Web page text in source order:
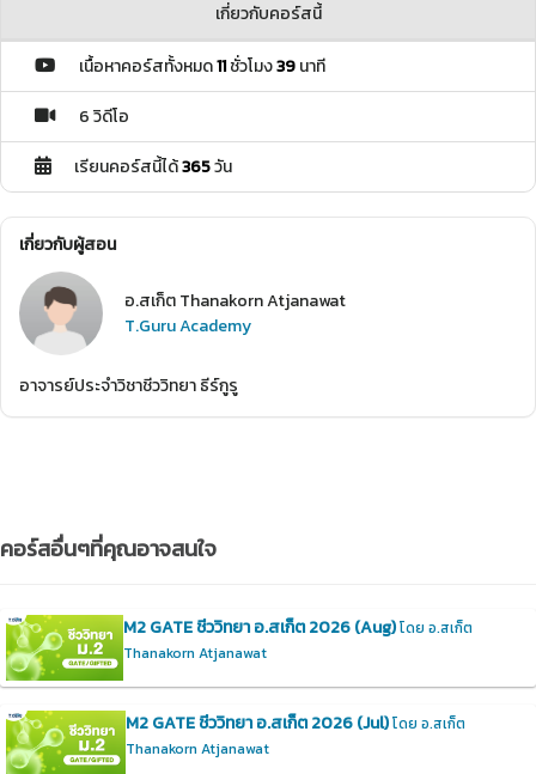
เกี่ยวกับคอร์สนี้
เนื้อหาคอร์สทั้งหมด11ชั่วโมง39นาที
6 วิดีโอ
เรียนคอร์สนี้ได้365วัน
เกี่ยวกับผู้สอน
อ.สเก็ต Thanakorn Atjanawat
T.Guru Academy
อาจารย์ประจำวิชาชีววิทยา ธีร์กูรู
คอร์สอื่นๆที่คุณอาจสนใจ
M2 GATE ชีววิทยา อ.สเก็ต 2026 (Aug)โดย อ.สเก็ต
Thanakorn Atjanawat
M2 GATE ชีววิทยา อ.สเก็ต 2026 (Jul)โดย อ.สเก็ต
Thanakorn Atjanawat